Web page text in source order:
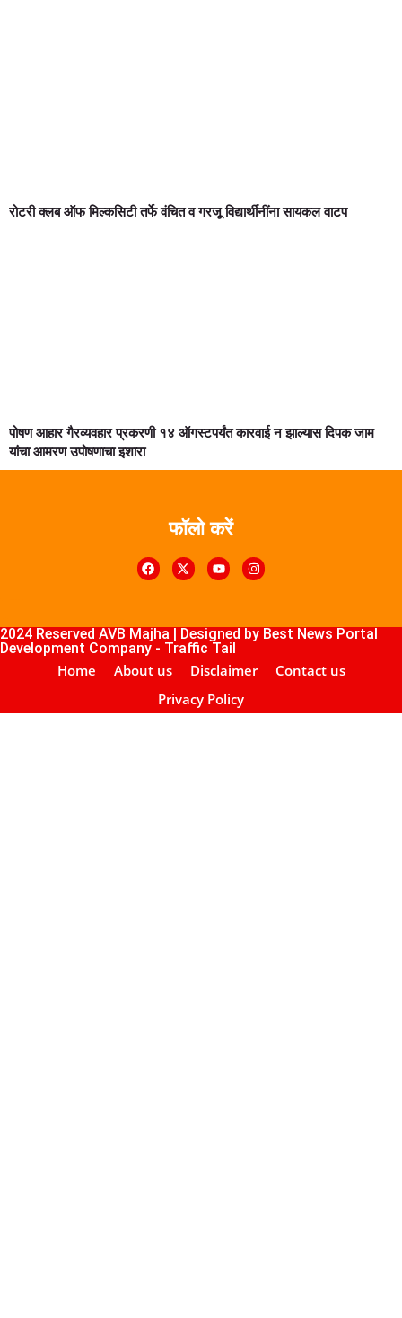
रोटरी क्लब ऑफ मिल्कसिटी तर्फे वंचित व गरजू विद्यार्थीनींना सायकल वाटप
पोषण आहार गैरव्यवहार प्रकरणी १४ ऑगस्टपर्यंत कारवाई न झाल्यास दिपक जाम
यांचा आमरण उपोषणाचा इशारा
फॉलो करें
2024 Reserved AVB Majha | Designed by Best News Portal
Development Company - Traffic Tail
Home About us Disclaimer
Contact us
Privacy Policy